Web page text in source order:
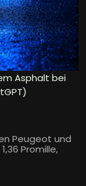
Asphalt bei
Peugeot und
Promille,